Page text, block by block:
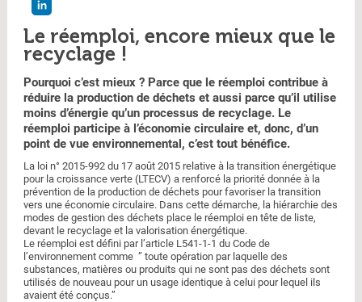
Le réemploi, encore mieux que le
recyclage !
Pourquoi c’est mieux ? Parce que le réemploi contribue à
réduire la production de déchets et aussi parce qu’il utilise
moins d’énergie qu’un processus de recyclage. Le
réemploi participe à l’économie circulaire et, donc, d’un
point de vue environnemental, c’est tout bénéfice.
La loi n° 2015-992 du 17 août 2015 relative à la transition énergétique
pour la croissance verte (LTECV) a renforcé la priorité donnée à la
prévention de la production de déchets pour favoriser la transition
vers une économie circulaire. Dans cette démarche, la hiérarchie des
modes de gestion des déchets place le réemploi en tête de liste,
devant le recyclage et la valorisation énergétique.
Le réemploi est défini par l’article L541-1-1 du Code de
l’environnement comme ” toute opération par laquelle des
substances, matières ou produits qui ne sont pas des déchets sont
utilisés de nouveau pour un usage identique à celui pour lequel ils
avaient été conçus.”